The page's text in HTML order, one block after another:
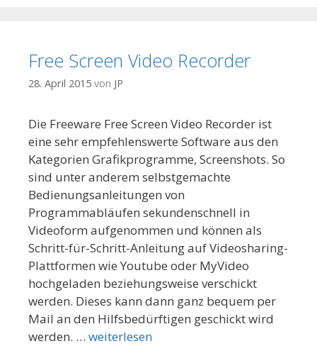
Free Screen Video Recorder
28. April 2015 von JP
Die Freeware Free Screen Video Recorder ist
eine sehr empfehlenswerte Software aus den
Kategorien Grafikprogramme, Screenshots. So
sind unter anderem selbstgemachte
Bedienungsanleitungen von
Programmabläufen sekundenschnell in
Videoform aufgenommen und können als
Schritt-für-Schritt-Anleitung auf Videosharing-
Plattformen wie Youtube oder MyVideo
hochgeladen beziehungsweise verschickt
werden. Dieses kann dann ganz bequem per
Mail an den Hilfsbedürftigen geschickt wird
werden. … weiterlesen